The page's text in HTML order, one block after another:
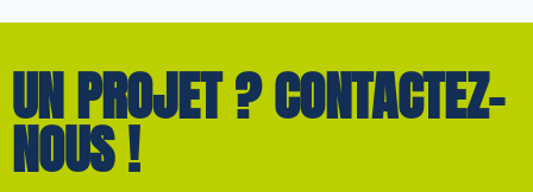
UN PROJET ? CONTACTEZ-
NOUS !